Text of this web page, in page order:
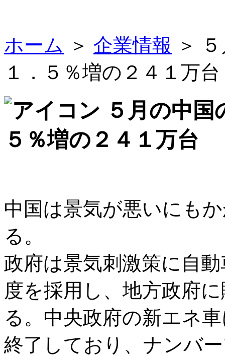
ホーム ＞ 企業情報 ＞
１．５％増の２４１万台
５月の中
５％増の２４１万台
中国は景気が悪いにも
る。
政府は景気刺激策に自
度を採用し、地方政府
る。中央政府の新エネ
終了しており、ナンバ